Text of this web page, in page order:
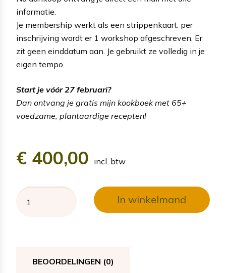
informatie.
Je membership werkt als een strippenkaart: per
inschrijving wordt er 1 workshop afgeschreven. Er
zit geen einddatum aan. Je gebruikt ze volledig in je
eigen tempo.
Start je vóór 27 februari?
Dan ontvang je gratis mijn kookboek met 65+
voedzame, plantaardige recepten!
€ 400,00 incl. btw
In winkelmand
BEOORDELINGEN (0)